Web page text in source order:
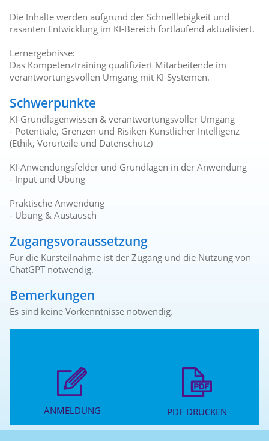
Die Inhalte werden aufgrund der Schnelllebigkeit und
rasanten Entwicklung im KI-Bereich fortlaufend aktualisiert.
Lernergebnisse:
Das Kompetenztraining qualifiziert Mitarbeitende im
verantwortungsvollen Umgang mit KI-Systemen.
Schwerpunkte
KI-Grundlagenwissen & verantwortungsvoller Umgang
- Potentiale, Grenzen und Risiken Künstlicher Intelligenz
(Ethik, Vorurteile und Datenschutz)
KI-Anwendungsfelder und Grundlagen in der Anwendung
- Input und Übung
Praktische Anwendung
- Übung & Austausch
Zugangsvoraussetzung
Für die Kursteilnahme ist der Zugang und die Nutzung von
ChatGPT notwendig.
Bemerkungen
Es sind keine Vorkenntnisse notwendig.
ANMELDUNG PDF DRUCKEN